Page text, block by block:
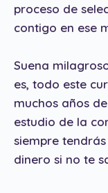
proceso de
contigo en ese
Suena
es, todo este
muchos años
estudio de la
siempre
dinero si no te